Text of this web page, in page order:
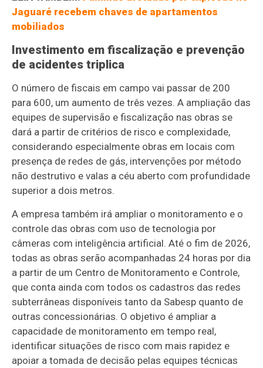
Jaguaré recebem chaves de apartamentos
mobiliados
Investimento em fiscalização e prevenção
de acidentes triplica
O número de fiscais em campo vai passar de 200
para 600, um aumento de três vezes. A ampliação das
equipes de supervisão e fiscalização nas obras se
dará a partir de critérios de risco e complexidade,
considerando especialmente obras em locais com
presença de redes de gás, intervenções por método
não destrutivo e valas a céu aberto com profundidade
superior a dois metros.
A empresa também irá ampliar o monitoramento e o
controle das obras com uso de tecnologia por
câmeras com inteligência artificial. Até o fim de 2026,
todas as obras serão acompanhadas 24 horas por dia
a partir de um Centro de Monitoramento e Controle,
que conta ainda com todos os cadastros das redes
subterrâneas disponíveis tanto da Sabesp quanto de
outras concessionárias. O objetivo é ampliar a
capacidade de monitoramento em tempo real,
identificar situações de risco com mais rapidez e
apoiar a tomada de decisão pelas equipes técnicas